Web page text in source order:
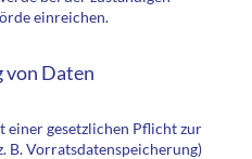
einreichen.
von Daten
einer gesetzlichen Pflicht zur
B. Vorratsdatenspeicherung)